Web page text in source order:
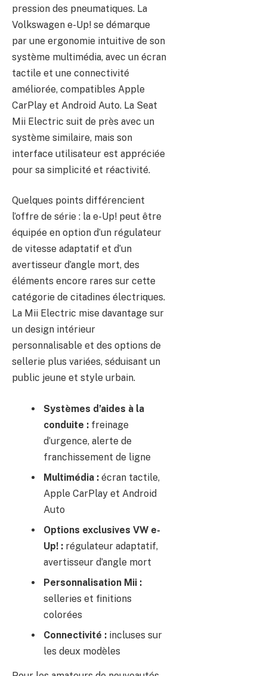
pression des pneumatiques. La
Volkswagen e-Up! se démarque
par une ergonomie intuitive de son
système multimédia, avec un écran
tactile et une connectivité
améliorée, compatibles Apple
CarPlay et Android Auto. La Seat
Mii Electric suit de près avec un
système similaire, mais son
interface utilisateur est appréciée
pour sa simplicité et réactivité.
Quelques points différencient
l’offre de série : la e-Up! peut être
équipée en option d’un régulateur
de vitesse adaptatif et d’un
avertisseur d’angle mort, des
éléments encore rares sur cette
catégorie de citadines électriques.
La Mii Electric mise davantage sur
un design intérieur
personnalisable et des options de
sellerie plus variées, séduisant un
public jeune et style urbain.
Systèmes d’aides à la
conduite : freinage
d’urgence, alerte de
franchissement de ligne
Multimédia : écran tactile,
Apple CarPlay et Android
Auto
Options exclusives VW e-
Up! : régulateur adaptatif,
avertisseur d’angle mort
Personnalisation Mii :
selleries et finitions
colorées
Connectivité : incluses sur
les deux modèles